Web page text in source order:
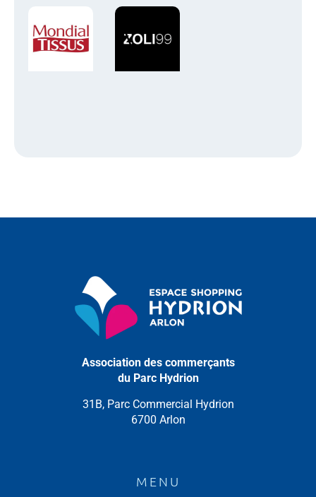
Association des commerçants
du Parc Hydrion
31B, Parc Commercial Hydrion
6700 Arlon
MENU